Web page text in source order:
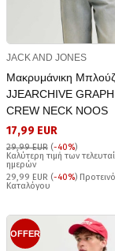
JACK AND JONES
Μακρυμάνικη
JJEARCHIVE
CREW NECK NOOS
17,99 EUR
29,99 EUR (-40%)
Καλύτερη τιμή των
ημερών
29,99 EUR (-40%)
Καταλόγου
OFFER